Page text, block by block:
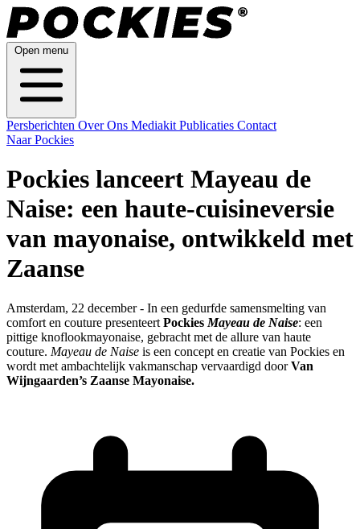
Open menu
Persberichten Over Ons Mediakit Publicaties Contact
Naar Pockies
Pockies lanceert Mayeau de
Naise: een haute-cuisineversie
van mayonaise, ontwikkeld met
Zaanse
Amsterdam, 22 december - In een gedurfde samensmelting van
comfort en couture presenteert Pockies Mayeau de Naise: een
pittige knoflookmayonaise, gebracht met de allure van haute
couture. Mayeau de Naise is een concept en creatie van Pockies en
wordt met ambachtelijk vakmanschap vervaardigd doorVan
Wijngaarden’s Zaanse Mayonaise.